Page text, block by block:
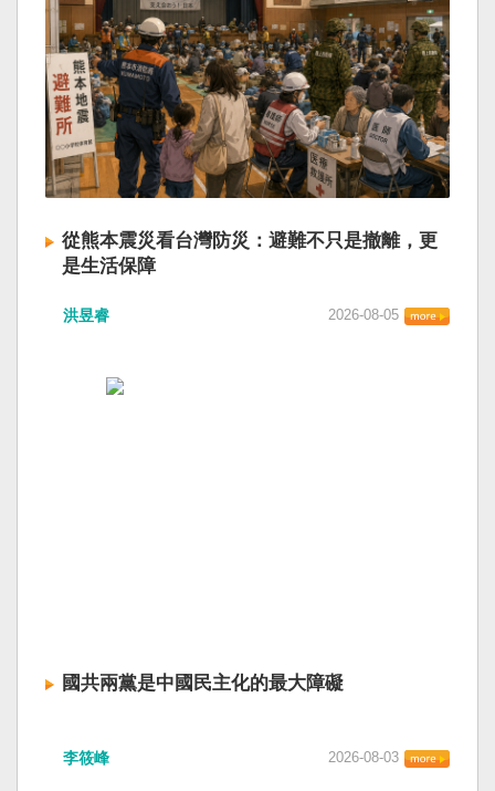
從熊本震災看台灣防災：避難不只是撤離，更
是生活保障
洪昱睿 2026-08-05
國共兩黨是中國民主化的最大障礙
李筱峰 2026-08-03